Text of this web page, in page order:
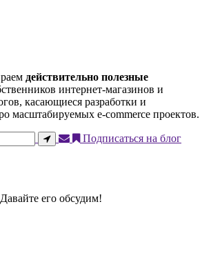
действительно полезные
интернет-магазинов и
касающиеся разработки и
масштабируемых e-commerce проектов.
Подписаться на блог
его обсудим!